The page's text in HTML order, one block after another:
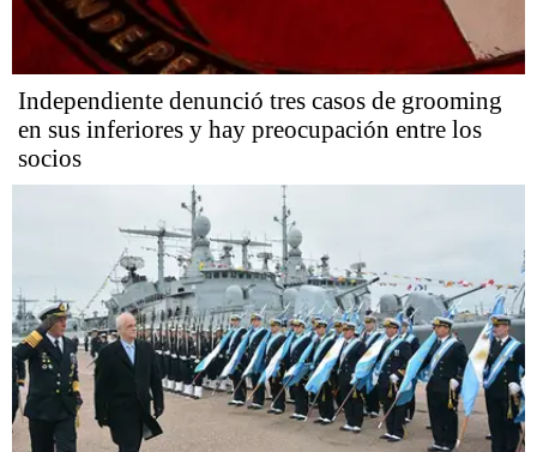
Independiente denunció tres casos de grooming
en sus inferiores y hay preocupación entre los
socios